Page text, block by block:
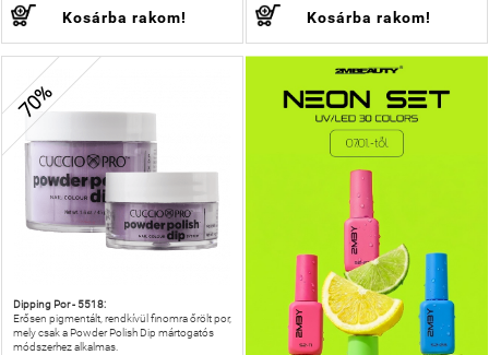
Kosárba rakom! Kosárba rakom!
70%
Dipping Por - 5518:
Erősen pigmentált, rendkívül finomra őrölt por,
mely csak a Powder Polish Dip mártogatós
módszerhez alkalmas.